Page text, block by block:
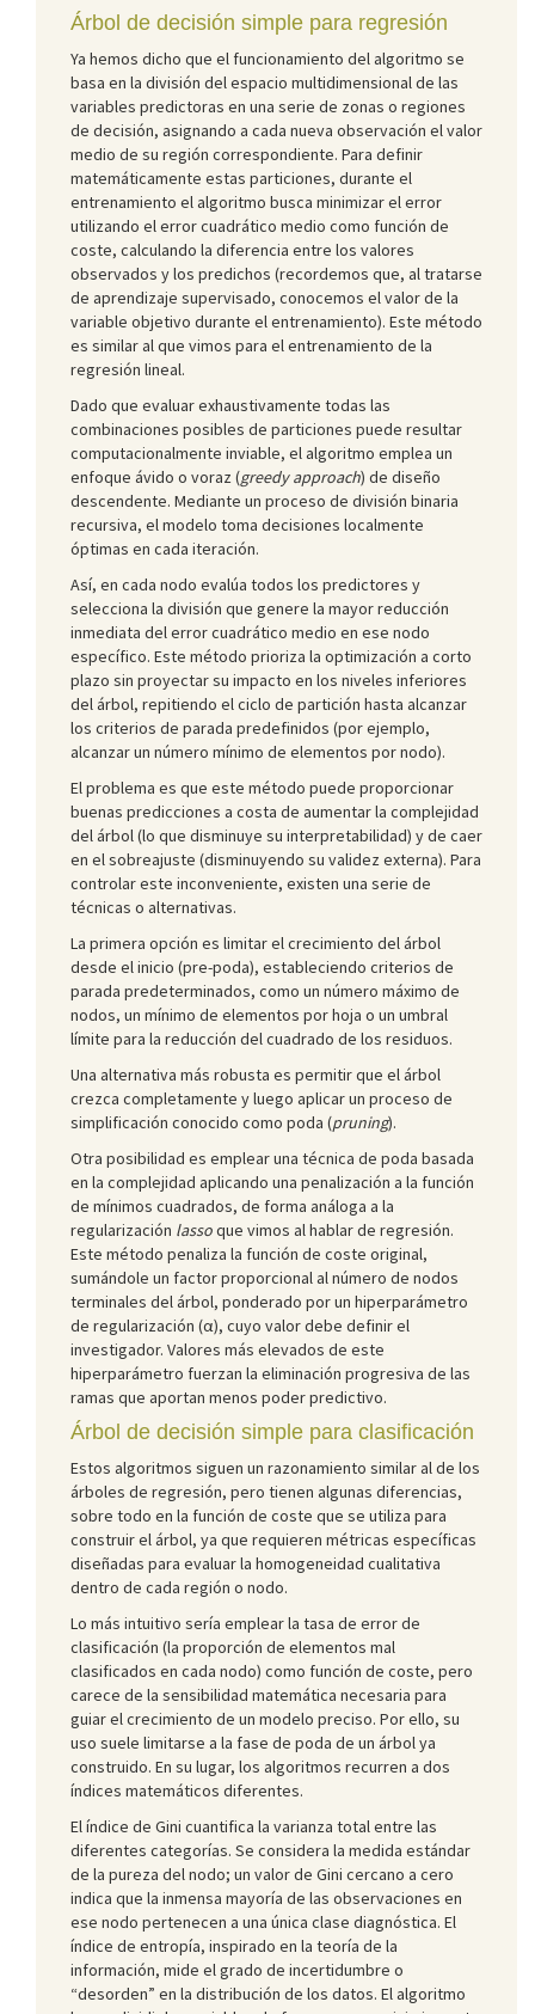
Árbol de decisión simple para regresión
Ya hemos dicho que el funcionamiento del algoritmo se
basa en la división del espacio multidimensional de las
variables predictoras en una serie de zonas o regiones
de decisión, asignando a cada nueva observación el valor
medio de su región correspondiente. Para definir
matemáticamente estas particiones, durante el
entrenamiento el algoritmo busca minimizar el error
utilizando el error cuadrático medio como función de
coste, calculando la diferencia entre los valores
observados y los predichos (recordemos que, al tratarse
de aprendizaje supervisado, conocemos el valor de la
variable objetivo durante el entrenamiento). Este método
es similar al que vimos para el entrenamiento de la
regresión lineal.
Dado que evaluar exhaustivamente todas las
combinaciones posibles de particiones puede resultar
computacionalmente inviable, el algoritmo emplea un
enfoque ávido o voraz (greedy approach) de diseño
descendente. Mediante un proceso de división binaria
recursiva, el modelo toma decisiones localmente
óptimas en cada iteración.
Así, en cada nodo evalúa todos los predictores y
selecciona la división que genere la mayor reducción
inmediata del error cuadrático medio en ese nodo
específico. Este método prioriza la optimización a corto
plazo sin proyectar su impacto en los niveles inferiores
del árbol, repitiendo el ciclo de partición hasta alcanzar
los criterios de parada predefinidos (por ejemplo,
alcanzar un número mínimo de elementos por nodo).
El problema es que este método puede proporcionar
buenas predicciones a costa de aumentar la complejidad
del árbol (lo que disminuye su interpretabilidad) y de caer
en el sobreajuste (disminuyendo su validez externa). Para
controlar este inconveniente, existen una serie de
técnicas o alternativas.
La primera opción es limitar el crecimiento del árbol
desde el inicio (pre-poda), estableciendo criterios de
parada predeterminados, como un número máximo de
nodos, un mínimo de elementos por hoja o un umbral
límite para la reducción del cuadrado de los residuos.
Una alternativa más robusta es permitir que el árbol
crezca completamente y luego aplicar un proceso de
simplificación conocido como poda (pruning).
Otra posibilidad es emplear una técnica de poda basada
en la complejidad aplicando una penalización a la función
de mínimos cuadrados, de forma análoga a la
regularización lassoque vimos al hablar de regresión.
Este método penaliza la función de coste original,
sumándole un factor proporcional al número de nodos
terminales del árbol, ponderado por un hiperparámetro
de regularización (α), cuyo valor debe definir el
investigador. Valores más elevados de este
hiperparámetro fuerzan la eliminación progresiva de las
ramas que aportan menos poder predictivo.
Árbol de decisión simple para clasificación
Estos algoritmos siguen un razonamiento similar al de los
árboles de regresión, pero tienen algunas diferencias,
sobre todo en la función de coste que se utiliza para
construir el árbol, ya que requieren métricas específicas
diseñadas para evaluar la homogeneidad cualitativa
dentro de cada región o nodo.
Lo más intuitivo sería emplear la tasa de error de
clasificación (la proporción de elementos mal
clasificados en cada nodo) como función de coste, pero
carece de la sensibilidad matemática necesaria para
guiar el crecimiento de un modelo preciso. Por ello, su
uso suele limitarse a la fase de poda de un árbol ya
construido. En su lugar, los algoritmos recurren a dos
índices matemáticos diferentes.
El índice de Gini cuantifica la varianza total entre las
diferentes categorías. Se considera la medida estándar
de la pureza del nodo; un valor de Gini cercano a cero
indica que la inmensa mayoría de las observaciones en
ese nodo pertenecen a una única clase diagnóstica. El
índice de entropía, inspirado en la teoría de la
información, mide el grado de incertidumbre o
“desorden” en la distribución de los datos. El algoritmo